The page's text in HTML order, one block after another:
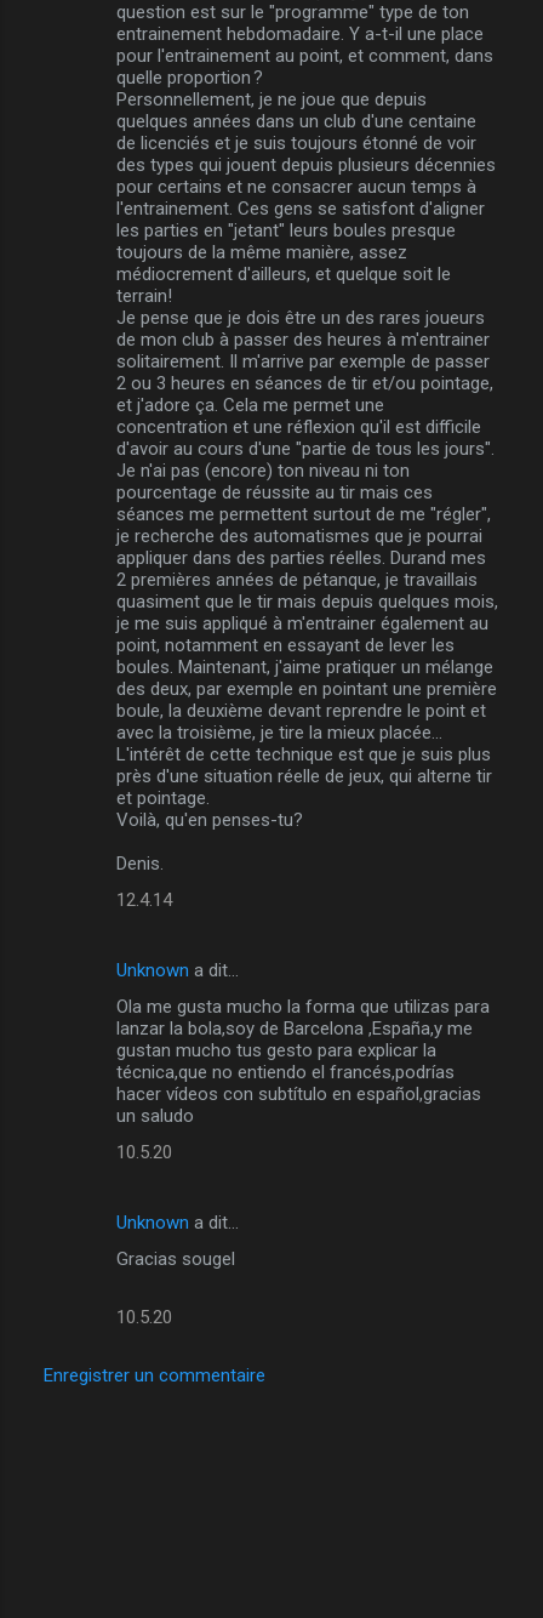
question est sur le "programme" type de ton
entrainement hebdomadaire. Y a-t-il une place
pour l'entrainement au point, et comment, dans
quelle proportion ?
Personnellement, je ne joue que depuis
quelques années dans un club d'une centaine
de licenciés et je suis toujours étonné de voir
des types qui jouent depuis plusieurs décennies
pour certains et ne consacrer aucun temps à
l'entrainement. Ces gens se satisfont d'aligner
les parties en "jetant" leurs boules presque
toujours de la même manière, assez
médiocrement d'ailleurs, et quelque soit le
terrain!
Je pense que je dois être un des rares joueurs
de mon club à passer des heures à m'entrainer
solitairement. Il m'arrive par exemple de passer
2 ou 3 heures en séances de tir et/ou pointage,
et j'adore ça. Cela me permet une
concentration et une réflexion qu'il est difficile
d'avoir au cours d'une "partie de tous les jours".
Je n'ai pas (encore) ton niveau ni ton
pourcentage de réussite au tir mais ces
séances me permettent surtout de me "régler",
je recherche des automatismes que je pourrai
appliquer dans des parties réelles. Durand mes
2 premières années de pétanque, je travaillais
quasiment que le tir mais depuis quelques mois,
je me suis appliqué à m'entrainer également au
point, notamment en essayant de lever les
boules. Maintenant, j'aime pratiquer un mélange
des deux, par exemple en pointant une première
boule, la deuxième devant reprendre le point et
avec la troisième, je tire la mieux placée…
L'intérêt de cette technique est que je suis plus
près d'une situation réelle de jeux, qui alterne tir
et pointage.
Voilà, qu'en penses-tu?
Denis.
12.4.14
Unknown a dit…
Ola me gusta mucho la forma que utilizas para
lanzar la bola,soy de Barcelona ,España,y me
gustan mucho tus gesto para explicar la
técnica,que no entiendo el francés,podrías
hacer vídeos con subtítulo en español,gracias
un saludo
10.5.20
Unknown a dit…
Gracias sougel
10.5.20
Enregistrer un commentaire